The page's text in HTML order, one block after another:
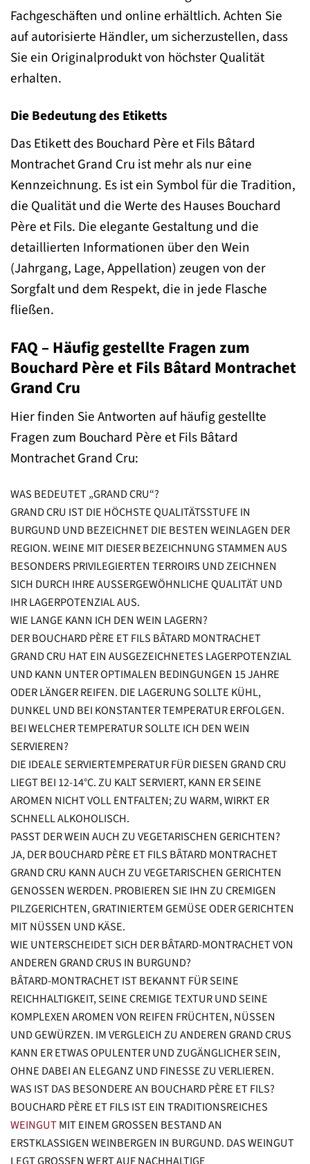
Fachgeschäften und online erhältlich. Achten Sie
auf autorisierte Händler, um sicherzustellen, dass
Sie ein Originalprodukt von höchster Qualität
erhalten.
Die Bedeutung des Etiketts
Das Etikett des Bouchard Père et Fils Bâtard
Montrachet Grand Cru ist mehr als nur eine
Kennzeichnung. Es ist ein Symbol für die Tradition,
die Qualität und die Werte des Hauses Bouchard
Père et Fils. Die elegante Gestaltung und die
detaillierten Informationen über den Wein
(Jahrgang, Lage, Appellation) zeugen von der
Sorgfalt und dem Respekt, die in jede Flasche
fließen.
FAQ – Häufig gestellte Fragen zum
Bouchard Père et Fils Bâtard Montrachet
Grand Cru
Hier finden Sie Antworten auf häufig gestellte
Fragen zum Bouchard Père et Fils Bâtard
Montrachet Grand Cru:
WAS BEDEUTET „GRAND CRU“?
GRAND CRU IST DIE HÖCHSTE QUALITÄTSSTUFE IN
BURGUND UND BEZEICHNET DIE BESTEN WEINLAGEN DER
REGION. WEINE MIT DIESER BEZEICHNUNG STAMMEN AUS
BESONDERS PRIVILEGIERTEN TERROIRS UND ZEICHNEN
SICH DURCH IHRE AUSSERGEWÖHNLICHE QUALITÄT UND I
HR LAGERPOTENZIAL AUS.
WIE LANGE KANN ICH DEN WEIN LAGERN?
DER BOUCHARD PÈRE ET FILS BÂTARD MONTRACHET
GRAND CRU HAT EIN AUSGEZEICHNETES LAGERPOTENZIAL
UND KANN UNTER OPTIMALEN BEDINGUNGEN 15 JAHRE
ODER LÄNGER REIFEN. DIE LAGERUNG SOLLTE KÜHL,
DUNKEL UND BEI KONSTANTER TEMPERATUR ERFOLGEN.
BEI WELCHER TEMPERATUR SOLLTE ICH DEN WEIN
SERVIEREN?
DIE IDEALE SERVIERTEMPERATUR FÜR DIESEN GRAND CRU
LIEGT BEI 12-14°C. ZU KALT SERVIERT, KANN ER SEINE
AROMEN NICHT VOLL ENTFALTEN; ZU WARM, WIRKT ER
SCHNELL ALKOHOLISCH.
PASST DER WEIN AUCH ZU VEGETARISCHEN GERICHTEN?
JA, DER BOUCHARD PÈRE ET FILS BÂTARD MONTRACHET
GRAND CRU KANN AUCH ZU VEGETARISCHEN GERICHTEN
GENOSSEN WERDEN. PROBIEREN SIE IHN ZU CREMIGEN
PILZGERICHTEN, GRATINIERTEM GEMÜSE ODER GERICHTEN
MIT NÜSSEN UND KÄSE.
WIE UNTERSCHEIDET SICH DER BÂTARD-MONTRACHET VON
ANDEREN GRAND CRUS IN BURGUND?
BÂTARD-MONTRACHET IST BEKANNT FÜR SEINE
REICHHALTIGKEIT, SEINE CREMIGE TEXTUR UND SEINE
KOMPLEXEN AROMEN VON REIFEN FRÜCHTEN, NÜSSEN
UND GEWÜRZEN. IM VERGLEICH ZU ANDEREN GRAND CRUS
KANN ER ETWAS OPULENTER UND ZUGÄNGLICHER SEIN,
OHNE DABEI AN ELEGANZ UND FINESSE ZU VERLIEREN.
WAS IST DAS BESONDERE AN BOUCHARD PÈRE ET FILS?
BOUCHARD PÈRE ET FILS IST EIN TRADITIONSREICHES
WEINGUTMIT EINEM GROSSEN BESTAND AN E
RSTKLASSIGEN WEINBERGEN IN BURGUND. DAS WEINGUT L